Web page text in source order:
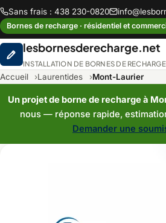
Sans frais : 438 230-0820
Bornes de recharge · résidentiel et
lesbornesderecharge.net
INSTALLATION DE BORNES DE
Accueil Laurentides Mont-Laurier
Un projet de borne de recharge à
nous — réponse rapide,
Demander une